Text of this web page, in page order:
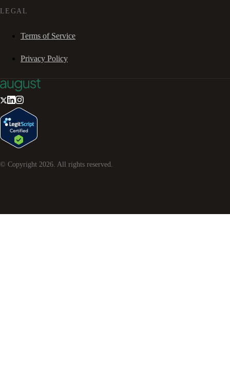
LEGAL
Terms of Service
Privacy Policy
© Copyright 2026. All rights reserved.